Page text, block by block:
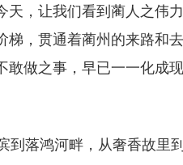
，让我们看到蔺人之伟
，贯通着蔺州的来路和
做之事，早已一一化成
落鸿河畔，从奢香故里